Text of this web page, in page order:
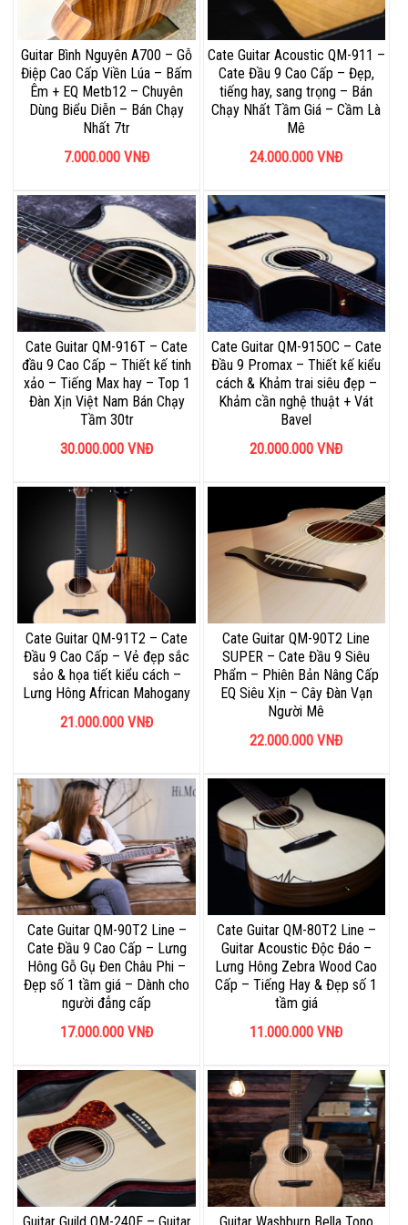
Guitar Bình Nguyên A700 – Gỗ
Điệp Cao Cấp Viền Lúa – Bấm
Êm + EQ Metb12 – Chuyên
Dùng Biểu Diễn – Bán Chạy
Nhất 7tr
7.000.000 VNĐ
Cate Guitar Acoustic QM-911 –
Cate Đầu 9 Cao Cấp – Đẹp,
tiếng hay, sang trọng – Bán
Chạy Nhất Tầm Giá – Cầm Là
Mê
24.000.000 VNĐ
Cate Guitar QM-916T – Cate
đầu 9 Cao Cấp – Thiết kế tinh
xảo – Tiếng Max hay – Top 1
Đàn Xịn Việt Nam Bán Chạy
Tầm 30tr
30.000.000 VNĐ
Cate Guitar QM-915OC – Cate
Đầu 9 Promax – Thiết kế kiểu
cách & Khảm trai siêu đẹp –
Khảm cần nghệ thuật + Vát
Bavel
20.000.000 VNĐ
Cate Guitar QM-91T2 – Cate
Đầu 9 Cao Cấp – Vẻ đẹp sắc
sảo & họa tiết kiểu cách –
Lưng Hông African Mahogany
21.000.000 VNĐ
Cate Guitar QM-90T2 Line
SUPER – Cate Đầu 9 Siêu
Phẩm – Phiên Bản Nâng Cấp
EQ Siêu Xịn – Cây Đàn Vạn
Người Mê
22.000.000 VNĐ
Cate Guitar QM-90T2 Line –
Cate Đầu 9 Cao Cấp – Lưng
Hông Gỗ Gụ Đen Châu Phi –
Đẹp số 1 tầm giá – Dành cho
người đẳng cấp
17.000.000 VNĐ
Cate Guitar QM-80T2 Line –
Guitar Acoustic Độc Đáo –
Lưng Hông Zebra Wood Cao
Cấp – Tiếng Hay & Đẹp số 1
tầm giá
11.000.000 VNĐ